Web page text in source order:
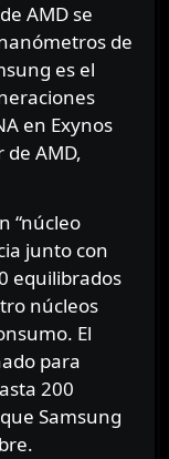
AMD se
de
es el
en Exynos
de AMD,
“núcleo
junto con
equilibrados
núcleos
El
para
200
Samsung